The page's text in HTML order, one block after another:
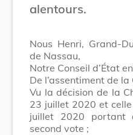
alentours.
Nous Henri, Grand-
de Nassau,
Notre Conseil d’État
De l’assentiment de
Vu la décision de la
23 juillet 2020 et celle
juillet 2020 portant
second vote ;